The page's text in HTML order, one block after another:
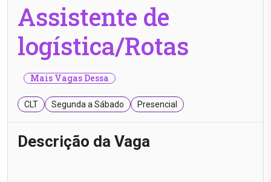
Assistente de
logística/Rotas
Mais Vagas Dessa
CLT Segunda a Sábado Presencial
Descrição da Vaga